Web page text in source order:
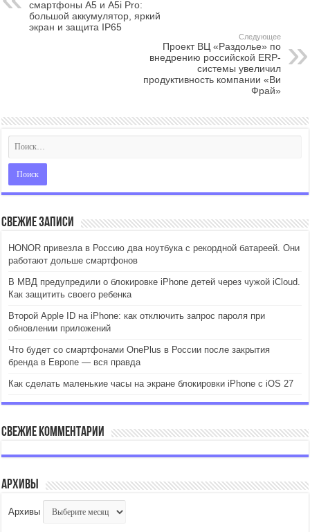
смартфоны A5 и A5i Pro:
большой аккумулятор, яркий
экран и защита IP65
Следующее
Проект ВЦ «Раздолье» по
внедрению российской ERP-
системы увеличил
продуктивность компании «Ви
Фрай»
Свежие записи
HONOR привезла в Россию два ноутбука с рекордной батареей. Они
работают дольше смартфонов
В МВД предупредили о блокировке iPhone детей через чужой iCloud.
Как защитить своего ребенка
Второй Apple ID на iPhone: как отключить запрос пароля при
обновлении приложений
Что будет со смартфонами OnePlus в России после закрытия
бренда в Европе — вся правда
Как сделать маленькие часы на экране блокировки iPhone с iOS 27
Свежие комментарии
Архивы
Архивы